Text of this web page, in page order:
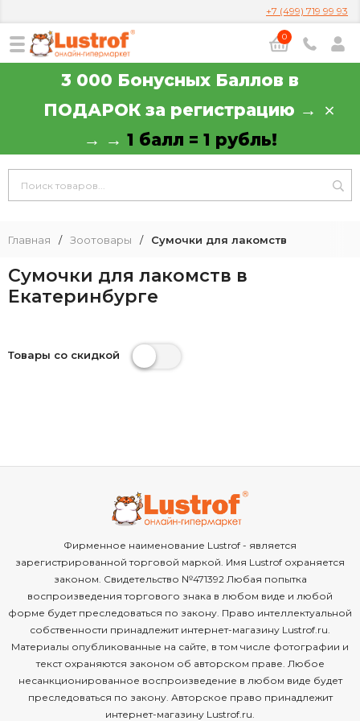
+7 (499) 719 99 93
0
3 000 Бонусных Баллов в
ПОДАРОК за регистрацию →
→ → 1 балл = 1 рубль!
Главная / Зоотовары / Сумочки для лакомств
Сумочки для лакомств в
Екатеринбурге
Товары со скидкой
Фирменное наименование Lustrof - является
зарегистрированной торговой маркой. Имя Lustrof охраняется
законом. Свидетельство №471392 Любая попытка
воспроизведения торгового знака в любом виде и любой
форме будет преследоваться по закону. Право интеллектуальной
собственности принадлежит интернет-магазину Lustrof.ru.
Материалы опубликованные на сайте, в том числе фотографии и
текст охраняются законом об авторском праве. Любое
несанкционированное воспроизведение в любом виде будет
преследоваться по закону. Авторское право принадлежит
интернет-магазину Lustrof.ru.